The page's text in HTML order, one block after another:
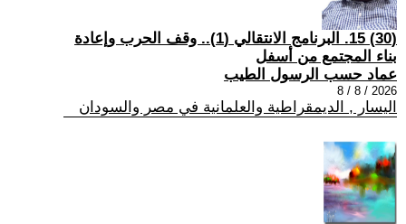
(30) 15. البرنامج الانتقالي (1).. وقف الحرب وإعادة
بناء المجتمع من أسفل
عماد حسب الرسول الطيب
2026 / 8 / 8
اليسار , الديمقراطية والعلمانية في مصر والسودان